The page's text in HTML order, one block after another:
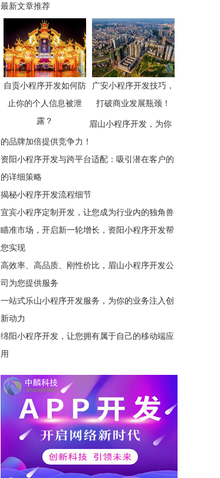
最新文章推荐
自贡小程序开发如何防
止你的个人信息被泄
露？
广安小程序开发技巧，
打破商业发展瓶颈！
眉山小程序开发，为你
的品牌加倍提供竞争力！
资阳小程序开发与跨平台适配：吸引潜在客户的
的详细策略
揭秘小程序开发流程细节
宜宾小程序定制开发，让您成为行业内的独角兽
瞄准市场，开启新一轮增长，资阳小程序开发帮
您实现
高效率、高品质、刚性价比，眉山小程序开发公
司为您提供服务
一站式乐山小程序开发服务，为你的业务注入创
新动力
绵阳小程序开发，让您拥有属于自己的移动端应
用